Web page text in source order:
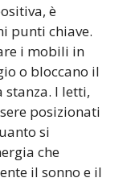
è
punti chiave.
i mobili in
o bloccano il
stanza. I letti,
posizionati
si
che
il sonno e il